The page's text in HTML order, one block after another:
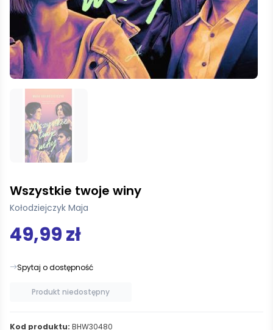
Wszystkie twoje winy
Kołodziejczyk Maja
49,99 zł
Spytaj o dostępność
Produkt niedostępny
Kod produktu: BHW30480